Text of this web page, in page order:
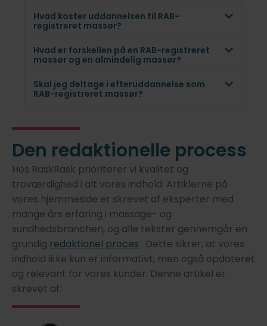
Hvad koster uddannelsen til RAB-
registreret massør?
Hvad er forskellen på en RAB-registreret
massør og en almindelig massør?
Skal jeg deltage i efteruddannelse som
RAB-registreret massør?
Den redaktionelle process
Hos RaskRask prioriterer vi kvalitet og
troværdighed i alt vores indhold. Artiklerne på
vores hjemmeside er skrevet af eksperter med
mange års erfaring i massage- og
sundhedsbranchen, og alle tekster gennemgår en
grundig redaktionel proces . Dette sikrer, at vores
indhold ikke kun er informativt, men også opdateret
og relevant for vores kunder. Denne artikel er
skrevet af: